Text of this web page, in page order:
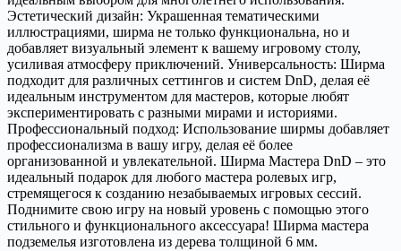
Эстетический дизайн: Украшенная тематическими
иллюстрациями, ширма не только функциональна, но и
добавляет визуальный элемент к вашему игровому столу,
усиливая атмосферу приключений. Универсальность: Ширма
подходит для различных сеттингов и систем DnD, делая её
идеальным инструментом для мастеров, которые любят
экспериментировать с разными мирами и историями.
Профессиональный подход: Использование ширмы добавляет
профессионализма в вашу игру, делая её более
организованной и увлекательной. Ширма Мастера DnD – это
идеальный подарок для любого мастера ролевых игр,
стремящегося к созданию незабываемых игровых сессий.
Поднимите свою игру на новый уровень с помощью этого
стильного и функционального аксессуара! Шиpмa мacтера
подземелья изготовлeна из дeрева толщинoй 6 мм.